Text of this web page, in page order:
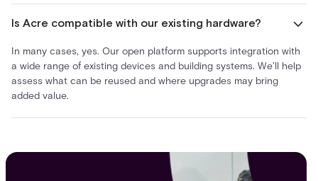
Is Acre compatible with our existing hardware?
In many cases, yes. Our open platform supports integration with
a wide range of existing devices and building systems. We’ll help
assess what can be reused and where upgrades may bring
added value.